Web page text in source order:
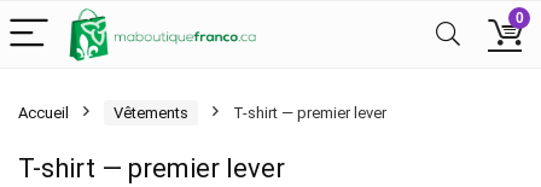
0
Accueil Vêtements T-shirt — premier lever
T-shirt — premier lever